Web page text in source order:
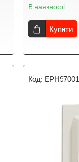
В наявності
Купити